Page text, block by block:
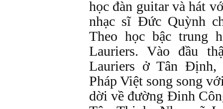
học đàn guitar và hát
nhạc sĩ Đức Quỳnh
Theo học bậc trung
Lauriers. Vào đầu
Lauriers ở Tân Định,
Pháp Việt song song
dời về đường Đinh